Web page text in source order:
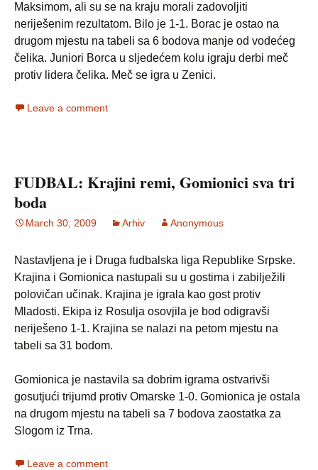
Maksimom, ali su se na kraju morali zadovoljiti
neriješenim rezultatom. Bilo je 1-1. Borac je ostao na
drugom mjestu na tabeli sa 6 bodova manje od vodećeg
čelika. Juniori Borca u sljedećem kolu igraju derbi meč
protiv lidera čelika. Meč se igra u Zenici.
Leave a comment
FUDBAL: Krajini remi, Gomionici sva tri
boda
March 30, 2009 Arhiv Anonymous
Nastavljena je i Druga fudbalska liga Republike Srpske.
Krajina i Gomionica nastupali su u gostima i zabilježili
polovičan učinak. Krajina je igrala kao gost protiv
Mladosti. Ekipa iz Rosulja osovjila je bod odigravši
neriješeno 1-1. Krajina se nalazi na petom mjestu na
tabeli sa 31 bodom.
Gomionica je nastavila sa dobrim igrama ostvarivši
gosutjući trijumd protiv Omarske 1-0. Gomionica je ostala
na drugom mjestu na tabeli sa 7 bodova zaostatka za
Slogom iz Trna.
Leave a comment